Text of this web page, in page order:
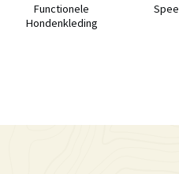
Functionele
Hondenkleding